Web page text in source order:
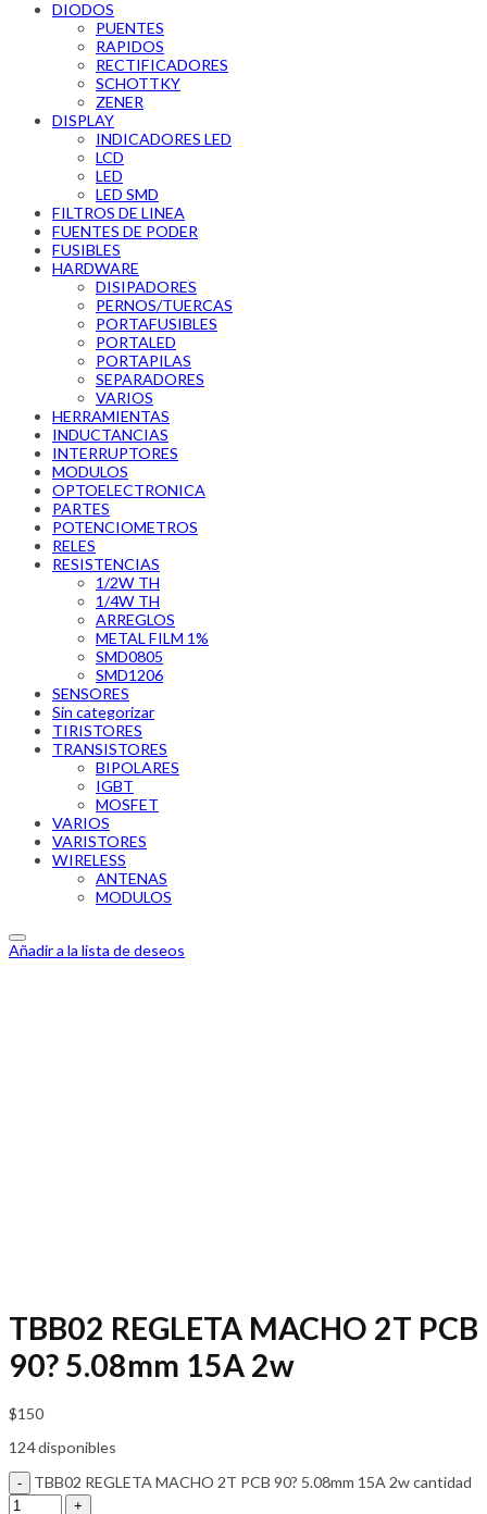
DIODOS
PUENTES
RAPIDOS
RECTIFICADORES
SCHOTTKY
ZENER
DISPLAY
INDICADORES LED
LCD
LED
LED SMD
FILTROS DE LINEA
FUENTES DE PODER
FUSIBLES
HARDWARE
DISIPADORES
PERNOS/TUERCAS
PORTAFUSIBLES
PORTALED
PORTAPILAS
SEPARADORES
VARIOS
HERRAMIENTAS
INDUCTANCIAS
INTERRUPTORES
MODULOS
OPTOELECTRONICA
PARTES
POTENCIOMETROS
RELES
RESISTENCIAS
1/2W TH
1/4W TH
ARREGLOS
METAL FILM 1%
SMD0805
SMD1206
SENSORES
Sin categorizar
TIRISTORES
TRANSISTORES
BIPOLARES
IGBT
MOSFET
VARIOS
VARISTORES
WIRELESS
ANTENAS
MODULOS
Añadir a la lista de deseos
TBB02 REGLETA MACHO 2T PCB
90? 5.08mm 15A 2w
$150
124 disponibles
TBB02 REGLETA MACHO 2T PCB 90? 5.08mm 15A 2w cantidad